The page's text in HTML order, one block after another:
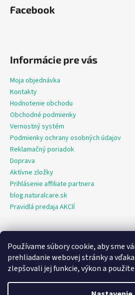
Používame súbory cookie, aby sme
prehliadanie webovej stránky a
zlepšovali jej funkcie, výkon a
Facebook
Informácie pre vás
Moja objednávka
Kontakty
Hodnotenie obchodu
Obchodné podmienky
Vernostný systém
Podmienky ochrany osobných údajov
Reklamačný poriadok
Doprava
Aktívne zložky
Prihlásenie affiliate partnera
blog.naturalcare.sk
Pravidlá predaja AKCIÍ
O marketing sa nám stará
Vytvoril